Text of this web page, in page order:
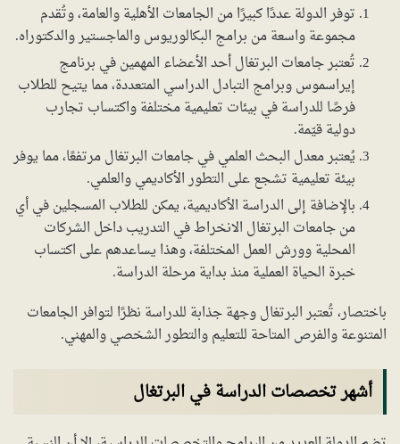
توفر الدولة عددًا كبيرًا من الجامعات الأهلية والعامة، وتُقدم
مجموعة واسعة من برامج البكالوريوس والماجستير والدكتوراه.
تُعتبر جامعات البرتغال أحد الأعضاء المهمين في برنامج
إيراسموس وبرامج التبادل الدراسي المتعددة، مما يتيح للطلاب
فرصًا للدراسة في بيئات تعليمية مختلفة واكتساب تجارب
دولية قيّمة.
يُعتبر معدل البحث العلمي في جامعات البرتغال مرتفعًا، مما يوفر
بيئة تعليمية تشجع على التطور الأكاديمي والعلمي.
بالإضافة إلى الدراسة الأكاديمية، يمكن للطلاب المسجلين في أي
من جامعات البرتغال الانخراط في التدريب داخل الشركات
المحلية وورش العمل المختلفة، وهذا يساعدهم على اكتساب
خبرة الحياة العملية منذ بداية مرحلة الدراسة.
باختصار، تُعتبر البرتغال وجهة جذابة للدراسة نظرًا لتوافر الجامعات
المتنوعة والفرص المتاحة للتعليم والتطور الشخصي والمهني.
أشهر تخصصات الدراسة في البرتغال